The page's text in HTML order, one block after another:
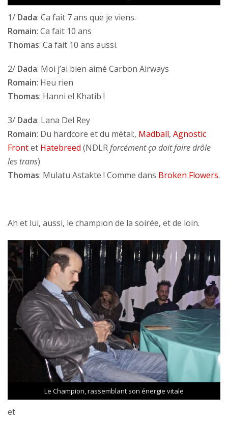
1/ Dada: Ca fait 7 ans que je viens.
Romain: Ca fait 10 ans
Thomas: Ca fait 10 ans aussi.
2/ Dada: Moi j’ai bien aimé Carbon Airways
Romain: Heu rien
Thomas: Hanni el Khatib !
3/ Dada: Lana Del Rey
Romain: Du hardcore et du métal:, Madball, Agnostic
Frontet Hatebreed (NDLRforcément ça doit faire drôle
les trans)
Thomas: Mulatu Astakte ! Comme dans Broken Flowers.
Ah et lui, aussi, le champion de la soirée, et de loin.
Le Champion, rassemblant son énergie vitale
et